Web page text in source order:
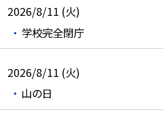
2026/8/11 (火)
学校完全閉庁
2026/8/11 (火)
山の日